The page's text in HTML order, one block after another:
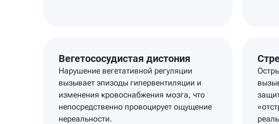
Вегетососудистая дистония
Нарушение вегетативной регуляции
вызывает эпизоды гипервентиляции и
изменения кровоснабжения мозга, что
непосредственно провоцирует ощущение
нереальности.